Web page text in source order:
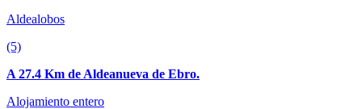
Aldealobos
(5)
A 27.4 Km de Aldeanueva de Ebro.
Alojamiento entero